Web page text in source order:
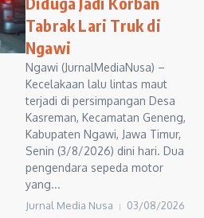
Tabrak Lari Truk di
Ngawi
Ngawi (JurnalMediaNusa) –
Kecelakaan lalu lintas maut
terjadi di persimpangan Desa
Kasreman, Kecamatan Geneng,
Kabupaten Ngawi, Jawa Timur,
Senin (3/8/2026) dini hari. Dua
pengendara sepeda motor
yang...
Jurnal Media Nusa 03/08/2026